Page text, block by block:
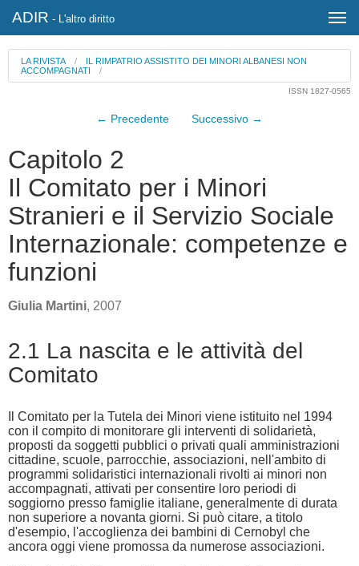
ADIR - L'altro diritto
LA RIVISTA /
IL RIMPATRIO ASSISTITO DEI MINORI ALBANESI NON
ACCOMPAGNATI /
ISSN 1827-0565
← Precedente Successivo →
Capitolo 2
Il Comitato per i Minori
Stranieri e il Servizio Sociale
Internazionale: competenze e
funzioni
Giulia Martini, 2007
2.1 La nascita e le attività del
Comitato
Il Comitato per la Tutela dei Minori viene istituito nel 1994
con il compito di monitorare gli interventi di solidarietà,
proposti da soggetti pubblici o privati quali amministrazioni
cittadine, scuole, parrocchie, associazioni, nell'ambito di
programmi solidaristici internazionali rivolti ai minori non
accompagnati, attivati per consentire loro periodi di
soggiorno presso famiglie italiane, generalmente di durata
non superiore a novanta giorni. Si può citare, a titolo
d'esempio, l'accoglienza dei bambini di Cernobyl che
ancora oggi viene promossa da numerose associazioni.